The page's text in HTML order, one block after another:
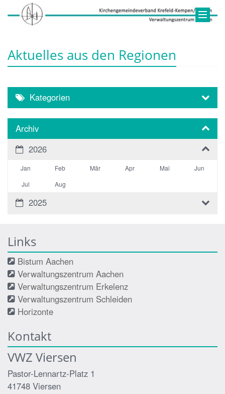
Aktuelles aus den Regionen
Kategorien
Archiv
2026
Jan Feb Mär Apr Mai
Jun
Jul
Aug
2025
Links
Bistum Aachen
Verwaltungszentrum Aachen
Verwaltungszentrum Erkelenz
Verwaltungszentrum Schleiden
Horizonte
Kontakt
VWZ Viersen
Pastor-Lennartz-Platz 1
41748 Viersen